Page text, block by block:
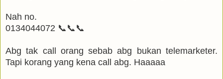
Nah no.
0134044072 📞📞📞
Abg tak call orang sebab abg bukan telemarketer.
Tapi korang yang kena call abg. Haaaaa